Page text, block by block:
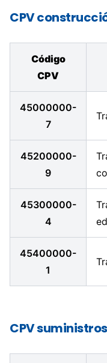
CPV
Código
CPV
45000000-
7
45200000-
9
45300000-
4
45400000-
1
CPV